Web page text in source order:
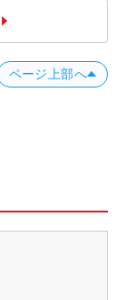
ページ上部へ